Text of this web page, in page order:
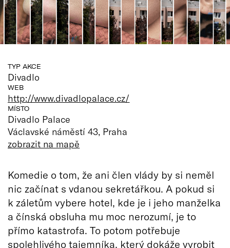
TYP AKCE
Divadlo
WEB
http://www.divadlopalace.cz/
MÍSTO
Divadlo Palace
Václavské náměstí 43, Praha
zobrazit na mapě
Komedie o tom, že ani člen vlády by si neměl
nic začínat s vdanou sekretářkou. A pokud si
k záletům vybere hotel, kde je i jeho manželka
a čínská obsluha mu moc nerozumí, je to
přímo katastrofa. To potom potřebuje
spolehlivého tajemníka, který dokáže vyrobit